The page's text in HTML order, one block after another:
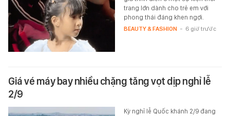
trang lớn dành cho trẻ em với
phong thái đáng khen ngợi.
BEAUTY & FASHION - 6 giờ trước
Giá vé máy bay nhiều chặng tăng vọt dịp nghỉ lễ
2/9
Kỳ nghỉ lễ Quốc khánh 2/9 đang